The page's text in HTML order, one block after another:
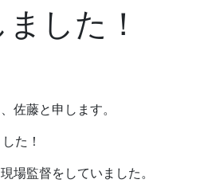
した！
佐藤と申します。
た！
場監督をしていました。